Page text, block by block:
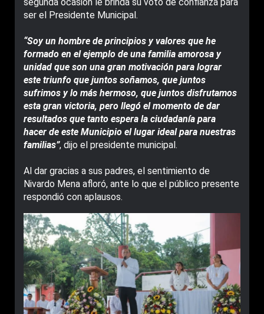
segunda ocasión le brinda su voto de confianza para
ser el Presidente Municipal.
“Soy un hombre de principios y valores que he
formado en el ejemplo de una familia amorosa y
unidad que son una gran motivación para lograr
este triunfo que juntos soñamos, que juntos
sufrimos y lo más hermoso, que juntos disfrutamos
esta gran victoria, pero llegó el momento de dar
resultados que tanto espera la ciudadanía para
hacer de este Municipio el lugar ideal para nuestras
familias”, dijo el presidente municipal.
Al dar gracias a sus padres, el sentimiento de
Nivardo Mena afloró, ante lo que el público presente
respondió con aplausos.